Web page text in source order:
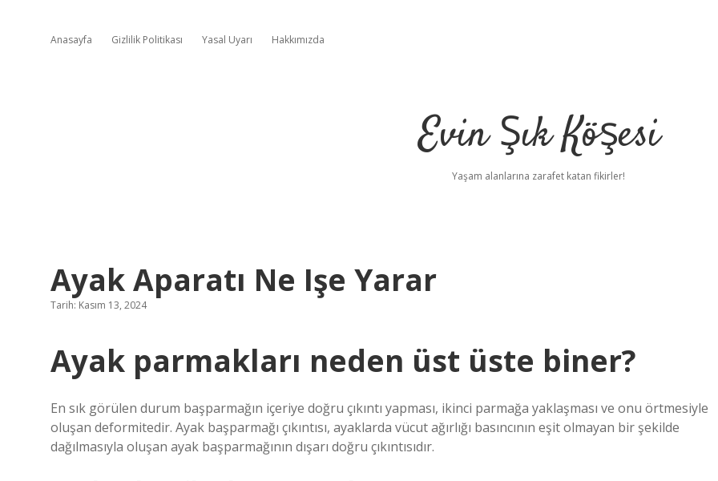
Anasayfa Gizlilik Politikası Yasal Uyarı Hakkımızda
Evin Şık Köşesi
Yaşam alanlarına zarafet katan fikirler!
Ayak Aparatı Ne Işe Yarar
Tarih: Kasım 13, 2024
Ayak parmakları neden üst üste biner?
En sık görülen durum başparmağın içeriye doğru çıkıntı yapması, ikinci parmağa yaklaşması ve onu örtmesiyle
oluşan deformitedir. Ayak başparmağı çıkıntısı, ayaklarda vücut ağırlığı basıncının eşit olmayan bir şekilde
dağılmasıyla oluşan ayak başparmağının dışarı doğru çıkıntısıdır.